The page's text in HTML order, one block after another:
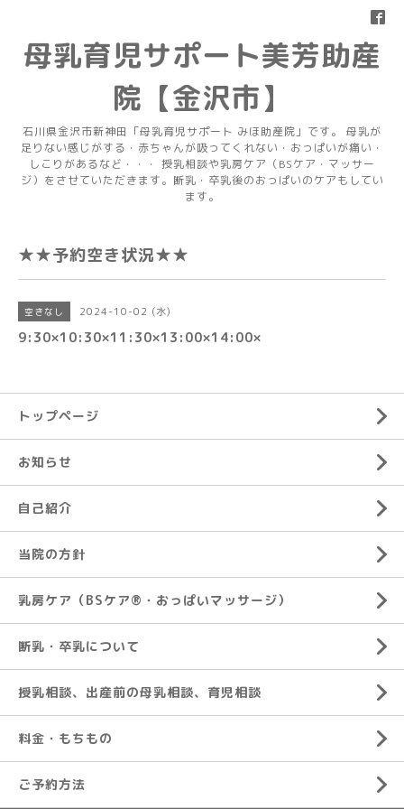
母乳育児サポート美芳助産
院【金沢市】
石川県金沢市新神田「母乳育児サポート みほ助産院」です。 母乳が
足りない感じがする・赤ちゃんが吸ってくれない・おっぱいが痛い・
しこりがあるなど・・・ 授乳相談や乳房ケア（BSケア・マッサー
ジ）をさせていただきます。断乳・卒乳後のおっぱいのケアもしてい
ます。
★★予約空き状況★★
空きなし 2024-10-02 (水)
9:30×10:30×11:30×13:00×14:00×
トップページ
お知らせ
自己紹介
当院の方針
乳房ケア（BSケア®︎・おっぱいマッサージ）
断乳・卒乳について
授乳相談、出産前の母乳相談、育児相談
料金・もちもの
ご予約方法